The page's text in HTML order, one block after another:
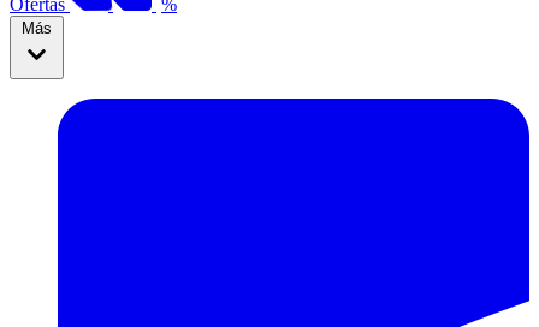
Ofertas %
Más